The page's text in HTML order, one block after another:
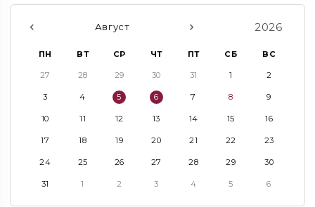
Август 2026
ПН ВТ СР ЧТ ПТ СБ ВС
27 28 29 30 31 1 2
3 4 5 6 7 8 9
10 11 12 13 14 15 16
17 18 19 20 21 22 23
24 25 26 27 28 29 30
31 1 2 3 4 5 6